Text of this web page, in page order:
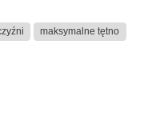
maksymalne tętno